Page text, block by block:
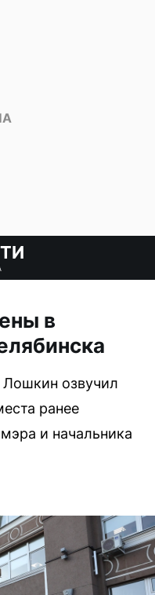
в
Лошкин озвучил
ранее
и начальника